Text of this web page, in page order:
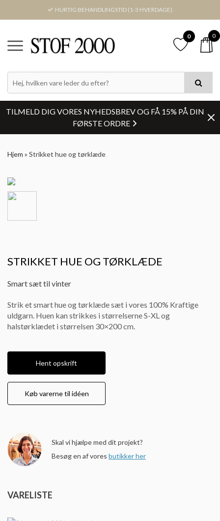
HURTIG BEHANDLINGSTID (1-3 HVERDAGE)
0 0
TILMELD DIG VORES NYHEDSBREV OG FÅ 15% PÅ DIN
FØRSTE ORDRE
Hjem » Strikket hue og tørklæde
STRIKKET HUE OG TØRKLÆDE
Smart sæt til vinter
Strik et smart hue og tørklæde sæt i vores 100% Kraftige
uldgarn. Huen kan strikkes i størrelserne S-XL og
halstørklædet i størrelsen 30×200 cm.
Hent opskrift
Køb varerne til idéen
Skal vi hjælpe med dit projekt?
Besøg en af vores butikker her
VARELISTE